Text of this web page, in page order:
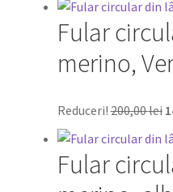
a
Fular
merino,
Reduceri!200,00lei
a
Fular